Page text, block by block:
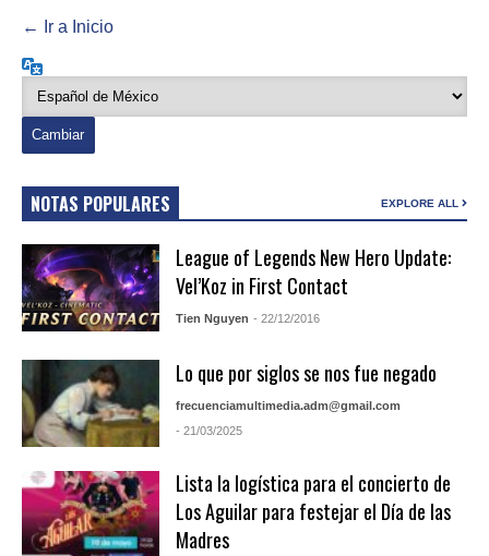
← Ir a Inicio
NOTAS POPULARES EXPLORE ALL
League of Legends New Hero Update:
Vel’Koz in First Contact
Tien Nguyen - 22/12/2016
Lo que por siglos se nos fue negado
frecuenciamultimedia.adm@gmail.com
- 21/03/2025
Lista la logística para el concierto de
Los Aguilar para festejar el Día de las
Madres